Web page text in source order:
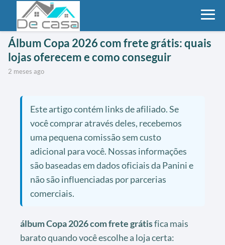
Álbum Copa 2026 com frete grátis: quais
lojas oferecem e como conseguir
2 meses ago
Este artigo contém links de afiliado. Se
você comprar através deles, recebemos
uma pequena comissão sem custo
adicional para você. Nossas informações
são baseadas em dados oficiais da Panini e
não são influenciadas por parcerias
comerciais.
álbum Copa 2026 com frete grátisfica mais
barato quando você escolhe a loja certa: